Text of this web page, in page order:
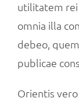
utilitatem
omnia illa
debeo,
publicae
Orientis